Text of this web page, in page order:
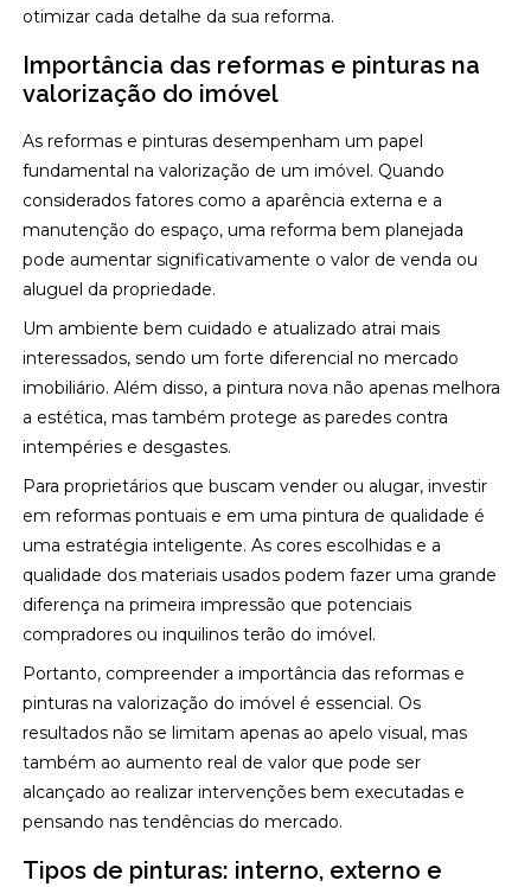
otimizar cada detalhe da sua reforma.
Importância das reformas e pinturas na
valorização do imóvel
As reformas e pinturas desempenham um papel
fundamental na valorização de um imóvel. Quando
considerados fatores como a aparência externa e a
manutenção do espaço, uma reforma bem planejada
pode aumentar significativamente o valor de venda ou
aluguel da propriedade.
Um ambiente bem cuidado e atualizado atrai mais
interessados, sendo um forte diferencial no mercado
imobiliário. Além disso, a pintura nova não apenas melhora
a estética, mas também protege as paredes contra
intempéries e desgastes.
Para proprietários que buscam vender ou alugar, investir
em reformas pontuais e em uma pintura de qualidade é
uma estratégia inteligente. As cores escolhidas e a
qualidade dos materiais usados podem fazer uma grande
diferença na primeira impressão que potenciais
compradores ou inquilinos terão do imóvel.
Portanto, compreender a importância das reformas e
pinturas na valorização do imóvel é essencial. Os
resultados não se limitam apenas ao apelo visual, mas
também ao aumento real de valor que pode ser
alcançado ao realizar intervenções bem executadas e
pensando nas tendências do mercado.
Tipos de pinturas: interno, externo e